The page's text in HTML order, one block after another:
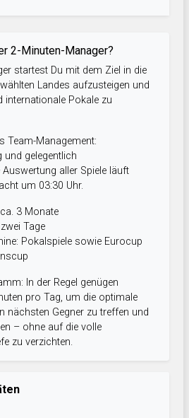
2-Minuten-Manager?
startest Du mit dem Ziel in die
Landes aufzusteigen und
internationale Pokale zu
Team-Management:
und gelegentlich
aller Spiele läuft
um 03:30 Uhr.
3 Monate
Tage
Pokalspiele sowie Eurocup
In der Regel genügen
pro Tag, um die optimale
nächsten Gegner zu treffen und
– ohne auf die volle
zu verzichten.